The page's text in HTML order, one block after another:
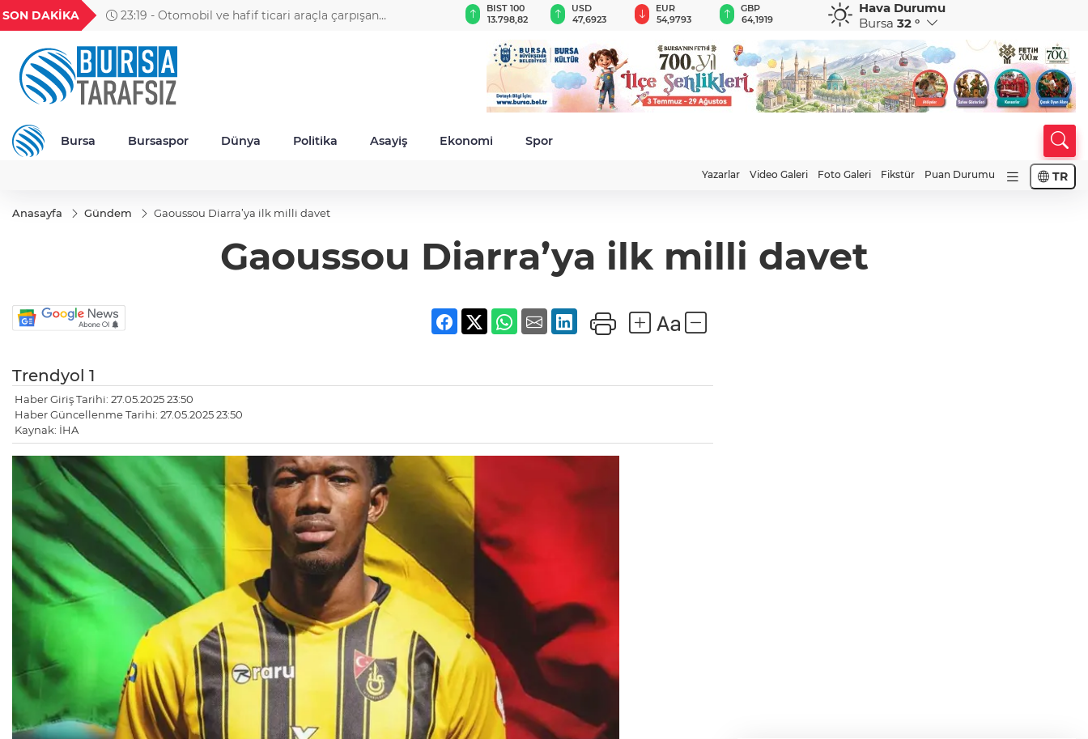
SON DAKİKA
23:19 - Otomobil ve hafif ticari araçla çarpışan
18,2380
TND
16,2329
BGN
27,9743
VND
0,0018
BIST 100
13.798,82
USD
47,6923
EUR
54,9793
GBP
64,1919
CHF
58,6766
CAD
34,0175
Hava Durumu
Bursa 32 °
Bursa Bursaspor Dünya Politika Asayiş Ekonomi Spor
Yazarlar Video Galeri Foto Galeri Fikstür Puan Durumu TR
Anasayfa Gündem Gaoussou Diarra’ya ilk milli davet
Gaoussou Diarra’ya ilk milli davet
Trendyol 1
Haber Giriş Tarihi: 27.05.2025 23:50
Haber Güncellenme Tarihi: 27.05.2025 23:50
Kaynak: İHA